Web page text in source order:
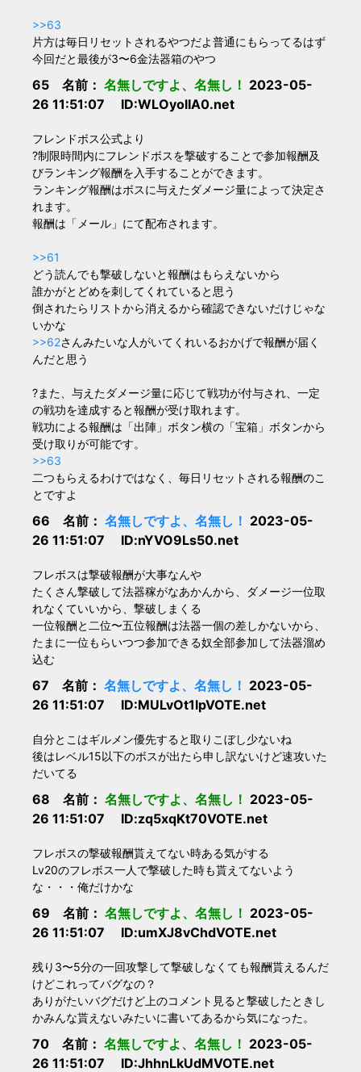
>>63
片方は毎日リセットされるやつだよ普通にもらってるはず
今回だと最後が3〜6金法器箱のやつ
65 名前： 名無しですよ、名無し！ 2023-05-
26 11:51:07 ID:WLOyolIA0.net
フレンドボス公式より
?制限時間内にフレンドボスを撃破することで参加報酬及
びランキング報酬を入手することができます。
ランキング報酬はボスに与えたダメージ量によって決定さ
れます。
報酬は「メール」にて配布されます。
>>61
どう読んでも撃破しないと報酬はもらえないから
誰かがとどめを刺してくれていると思う
倒されたらリストから消えるから確認できないだけじゃな
いかな
>>62さんみたいな人がいてくれいるおかげで報酬が届く
んだと思う
?また、与えたダメージ量に応じて戦功が付与され、一定
の戦功を達成すると報酬が受け取れます。
戦功による報酬は「出陣」ボタン横の「宝箱」ボタンから
受け取りが可能です。
>>63
二つもらえるわけではなく、毎日リセットされる報酬のこ
とですよ
66 名前： 名無しですよ、名無し！ 2023-05-
26 11:51:07 ID:nYVO9Ls50.net
フレボスは撃破報酬が大事なんや
たくさん撃破して法器稼がなあかんから、ダメージ一位取
れなくていいから、撃破しまくる
一位報酬と二位〜五位報酬は法器一個の差しかないから、
たまに一位もらいつつ参加できる奴全部参加して法器溜め
込む
67 名前： 名無しですよ、名無し！ 2023-05-
26 11:51:07 ID:MULvOt1lpVOTE.net
自分とこはギルメン優先すると取りこぼし少ないね
後はレベル15以下のボスが出たら申し訳ないけど速攻いた
だいてる
68 名前： 名無しですよ、名無し！ 2023-05-
26 11:51:07 ID:zq5xqKt70VOTE.net
フレボスの撃破報酬貰えてない時ある気がする
Lv20のフレボス一人で撃破した時も貰えてないよう
な・・・俺だけかな
69 名前： 名無しですよ、名無し！ 2023-05-
26 11:51:07 ID:umXJ8vChdVOTE.net
残り3〜5分の一回攻撃して撃破しなくても報酬貰えるんだ
けどこれってバグなの？
ありがたいバグだけど上のコメント見ると撃破したときし
かみんな貰えないみたいに書いてあるから気になった。
70 名前： 名無しですよ、名無し！ 2023-05-
26 11:51:07 ID:JhhnLkUdMVOTE.net